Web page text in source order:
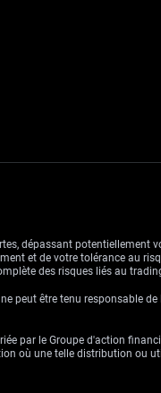
dépassant potentiellement
et de votre tolérance au
des risques liés au
peut être tenu responsable de
par le Groupe d'action
où une telle distribution ou